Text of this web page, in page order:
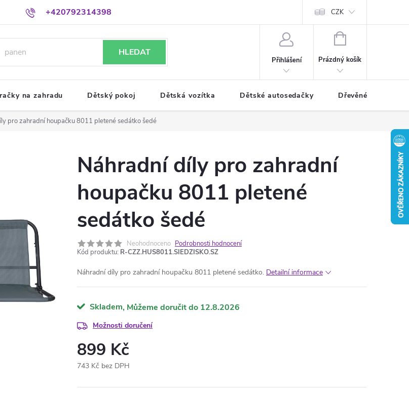
+420792314398 CZK
HLEDAT
Přihlášení
NÁKUPNÍ
Prázdný košík
na zahradu Dětský pokoj Dětská vozítka Dětské autosedačky Dřevěné hračky
pro zahradní houpačku 8011 pletené sedátko šedé
Náhradní díly pro zahradní
houpačku 8011 pletené
sedátko šedé
Neohodnoceno Podrobnosti hodnocení
Kód produktu: R-CZZ.HUS8011.SIEDZISKO.SZ
Náhradní díly pro zahradní houpačku 8011 pletené sedátko. Detailní informace
Skladem 12.8.2026
Možnosti doručení
899 Kč
743 Kč bez DPH
cena: